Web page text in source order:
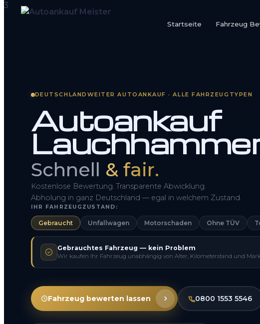
Startseite Fahrzeug
Kontakt
DEUTSCHLANDWEITER AUTOANKAUF · ALLE FAHRZEUGTYPEN
Autoankauf
Schnell & fair.
Kostenlose Bewertung. Transparente Abwicklung.
Abholung in ganz Deutschland — egal in welchem Zustand.
IHR FAHRZEUGZUSTAND:
Gebraucht Unfallwagen Motorschaden Ohne TÜV
Gebrauchtes Fahrzeug — kein Problem
Wir kaufen Ihr Fahrzeug unabhängig von Alter, Kilometerstand und
Fahrzeug bewerten lassen 0800 1553 5546